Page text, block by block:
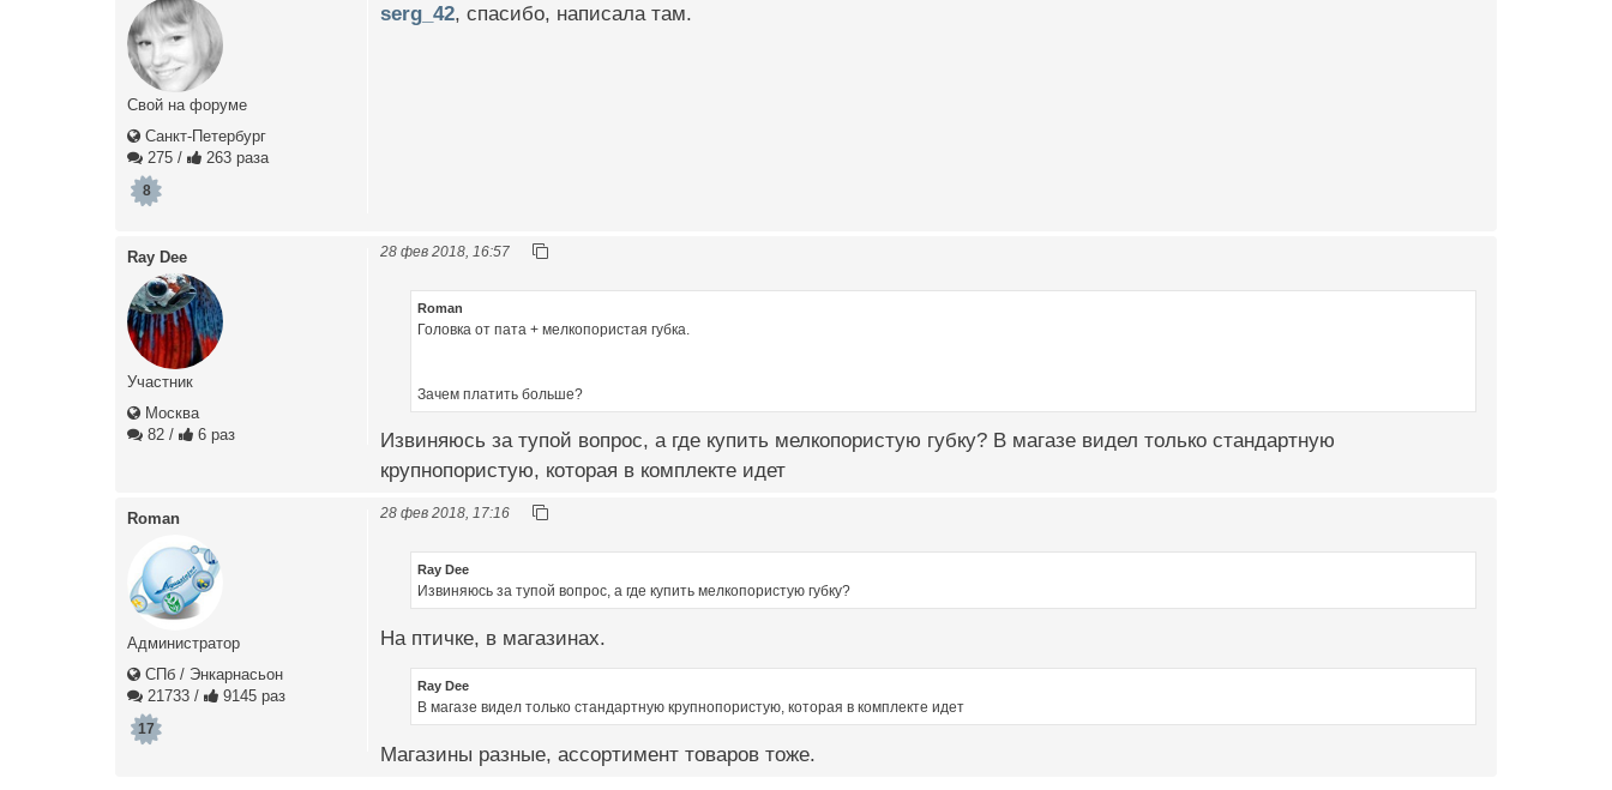
Свой на форуме
Санкт-Петербург
275 / 263 раза
8
serg_42, спасибо, написала там.
Ray Dee
Участник
Москва
82 / 6 раз
28 фев 2018, 16:57
Roman
Головка от пата + мелкопористая губка.
Зачем платить больше?
Извиняюсь за тупой вопрос, а где купить мелкопористую губку? В магазе видел только стандартную
крупнопористую, которая в комплекте идет
Roman
Администратор
СПб / Энкарнасьон
21733 / 9145 раз
17
28 фев 2018, 17:16
Ray Dee
Извиняюсь за тупой вопрос, а где купить мелкопористую губку?
На птичке, в магазинах.
Ray Dee
В магазе видел только стандартную крупнопористую, которая в комплекте идет
Магазины разные, ассортимент товаров тоже.